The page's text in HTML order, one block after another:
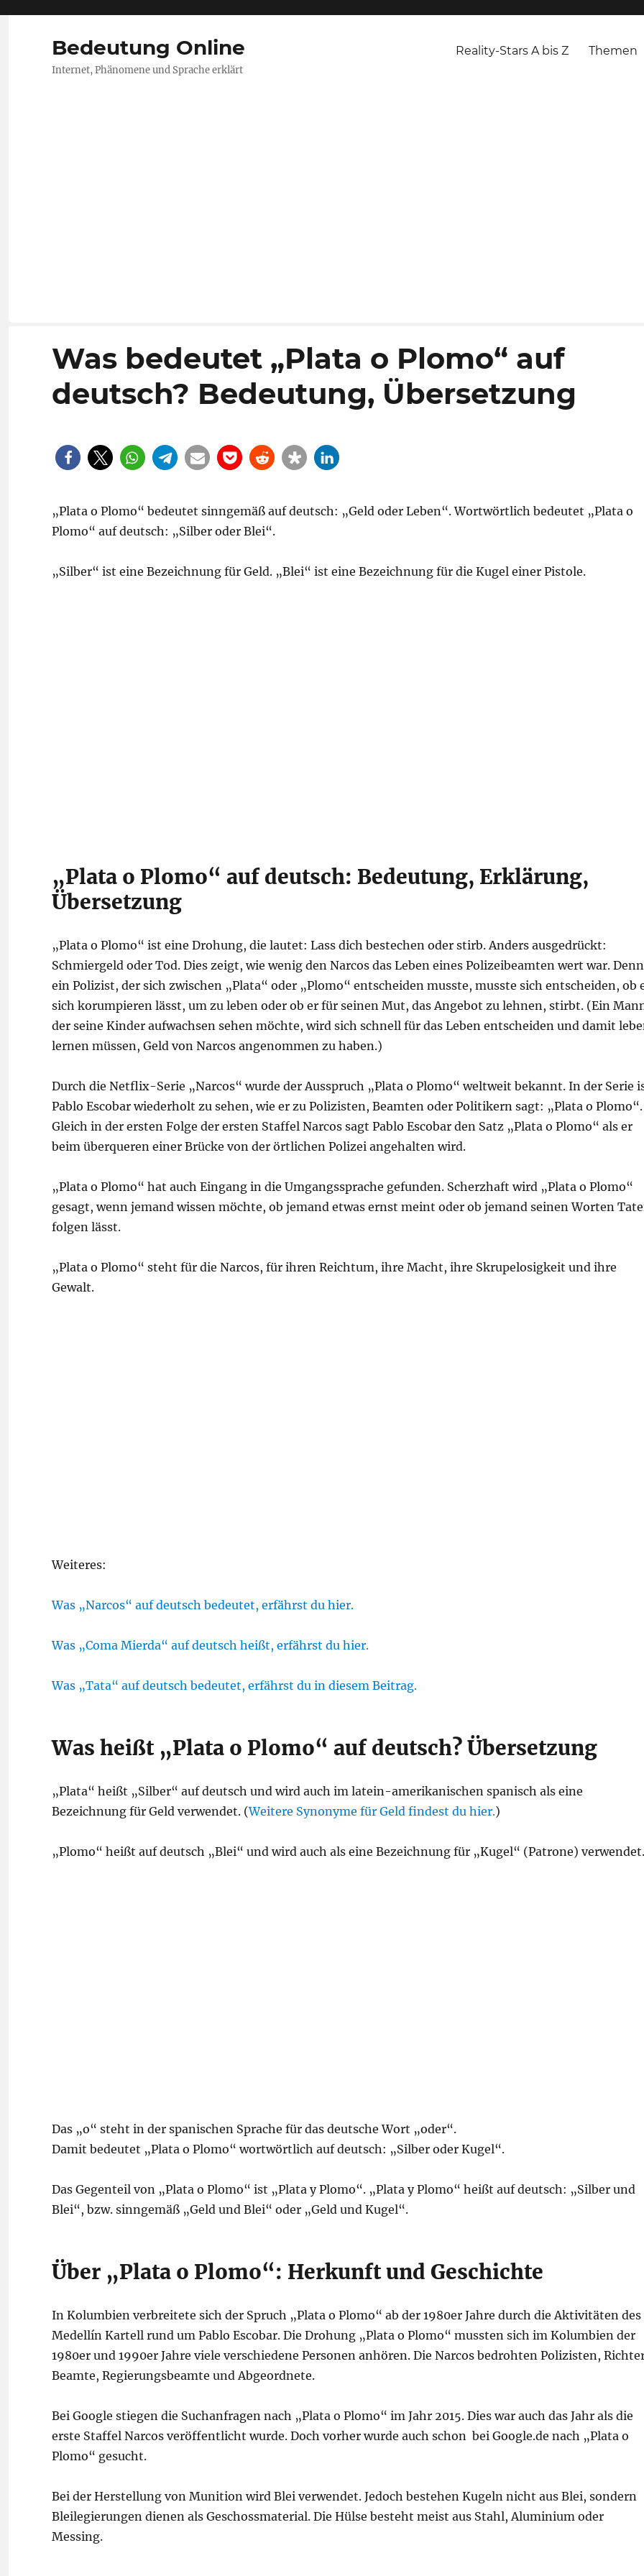
Bedeutung Online
Internet, Phänomene und Sprache erklärt
Reality-Stars A bis Z Themen
Was bedeutet „Plata o Plomo“ auf
deutsch? Bedeutung, Übersetzung
„Plata o Plomo“ bedeutet sinngemäß auf deutsch: „Geld oder Leben“. Wortwörtlich bedeutet „Plata o
Plomo“ auf deutsch: „Silber oder Blei“.
„Silber“ ist eine Bezeichnung für Geld. „Blei“ ist eine Bezeichnung für die Kugel einer Pistole.
„Plata o Plomo“ auf deutsch: Bedeutung, Erklärung,
Übersetzung
„Plata o Plomo“ ist eine Drohung, die lautet: Lass dich bestechen oder stirb. Anders ausgedrückt:
Schmiergeld oder Tod. Dies zeigt, wie wenig den Narcos das Leben eines Polizeibeamten wert war. Denn
ein Polizist, der sich zwischen „Plata“ oder „Plomo“ entscheiden musste, musste sich entscheiden, ob
sich korumpieren lässt, um zu leben oder ob er für seinen Mut, das Angebot zu lehnen, stirbt. (Ein
der seine Kinder aufwachsen sehen möchte, wird sich schnell für das Leben entscheiden und damit
lernen müssen, Geld von Narcos angenommen zu haben.)
Durch die Netflix-Serie „Narcos“ wurde der Ausspruch „Plata o Plomo“ weltweit bekannt. In der Serie
Pablo Escobar wiederholt zu sehen, wie er zu Polizisten, Beamten oder Politikern sagt: „Plata o Plomo“.
Gleich in der ersten Folge der ersten Staffel Narcos sagt Pablo Escobar den Satz „Plata o Plomo“ als er
beim überqueren einer Brücke von der örtlichen Polizei angehalten wird.
„Plata o Plomo“ hat auch Eingang in die Umgangssprache gefunden. Scherzhaft wird „Plata o Plomo“
gesagt, wenn jemand wissen möchte, ob jemand etwas ernst meint oder ob jemand seinen Worten
folgen lässt.
„Plata o Plomo“ steht für die Narcos, für ihren Reichtum, ihre Macht, ihre Skrupelosigkeit und ihre
Gewalt.
Weiteres:
Was „Narcos“ auf deutsch bedeutet, erfährst du hier.
Was „Coma Mierda“ auf deutsch heißt, erfährst du hier.
Was „Tata“ auf deutsch bedeutet, erfährst du in diesem Beitrag.
Was heißt „Plata o Plomo“ auf deutsch? Übersetzung
„Plata“ heißt „Silber“ auf deutsch und wird auch im latein-amerikanischen spanisch als eine
Bezeichnung für Geld verwendet. (Weitere Synonyme für Geld findest du hier.)
„Plomo“ heißt auf deutsch „Blei“ und wird auch als eine Bezeichnung für „Kugel“ (Patrone) verwendet.
Das „o“ steht in der spanischen Sprache für das deutsche Wort „oder“.
Damit bedeutet „Plata o Plomo“ wortwörtlich auf deutsch: „Silber oder Kugel“.
Das Gegenteil von „Plata o Plomo“ ist „Plata y Plomo“. „Plata y Plomo“ heißt auf deutsch: „Silber und
Blei“, bzw. sinngemäß „Geld und Blei“ oder „Geld und Kugel“.
Über „Plata o Plomo“: Herkunft und Geschichte
In Kolumbien verbreitete sich der Spruch „Plata o Plomo“ ab der 1980er Jahre durch die Aktivitäten des
Medellín Kartell rund um Pablo Escobar. Die Drohung „Plata o Plomo“ mussten sich im Kolumbien der
1980er und 1990er Jahre viele verschiedene Personen anhören. Die Narcos bedrohten Polizisten,
Beamte, Regierungsbeamte und Abgeordnete.
Bei Google stiegen die Suchanfragen nach „Plata o Plomo“ im Jahr 2015. Dies war auch das Jahr als die
erste Staffel Narcos veröffentlicht wurde. Doch vorher wurde auch schon bei Google.de nach „Plata o
Plomo“ gesucht.
Bei der Herstellung von Munition wird Blei verwendet. Jedoch bestehen Kugeln nicht aus Blei, sondern
Bleilegierungen dienen als Geschossmaterial. Die Hülse besteht meist aus Stahl, Aluminium oder
Messing.